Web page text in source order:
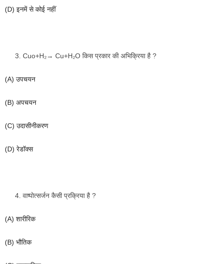
(D) इनमें से कोई नहीं
Cuo+H₂→ Cu+H₂O किस प्रकार की अभिक्रिया है ?
(A) उपचयन
(B) अपचयन
(C) उदासीनीकरण
(D) रेडॉक्स
वाष्पोत्सर्जन कैसी प्रक्रिया है ?
(A) शारीरिक
(B) भौतिक